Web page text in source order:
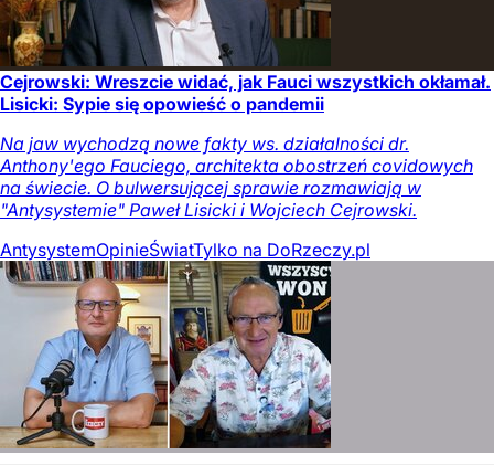
Cejrowski: Wreszcie widać, jak Fauci wszystkich okłamał.
Lisicki: Sypie się opowieść o pandemii
Na jaw wychodzą nowe fakty ws. działalności dr.
Anthony'ego Fauciego, architekta obostrzeń covidowych
na świecie. O bulwersującej sprawie rozmawiają w
"Antysystemie" Paweł Lisicki i Wojciech Cejrowski.
AntysystemOpinieŚwiatTylko na DoRzeczy.pl